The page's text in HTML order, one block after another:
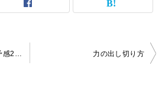
力の出し切り方